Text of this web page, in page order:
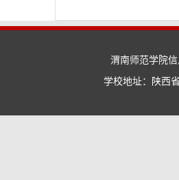
渭南师范学院
学校地址：陕西